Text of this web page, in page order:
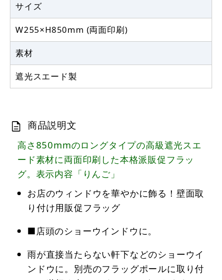
サイズ
W255×H850mm (両面印刷)
素材
遮光スエード製
商品説明文
高さ850mmのロングタイプの高級遮光スエ
ード素材に両面印刷した本格派販促フラッ
グ。表示内容「りんご」
お店のウィンドウを華やかに飾る！壁面取
り付け用販促フラッグ
■店頭のショーウインドウに。
雨が直接当たらない軒下などのショーウイ
ンドウに。別売のフラッグポールに取り付